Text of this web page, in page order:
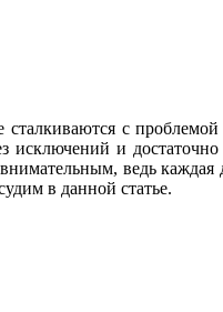
с
и
ведь
в данной статье.